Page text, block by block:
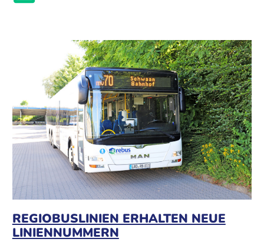
REGIOBUSLINIEN ERHALTEN NEUE
LINIENNUMMERN